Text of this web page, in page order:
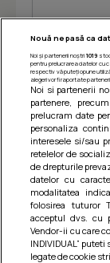
Parola:
Nouă ne pasă ca
Noi și partenerii noștri 1019
pentru prelucrarea datelor cu
respectiv vă puteți opune
alegeri vor fi raportate
Noi si partenerii
partenere,
prelucram date
personaliza
interesele si/sau
retelelor de
de drepturile
datelor cu
modalitatea
folosirea tuturor
acceptul dvs. cu
Vendor-ii cu care
INDIVIDUAL”
legate de cookie